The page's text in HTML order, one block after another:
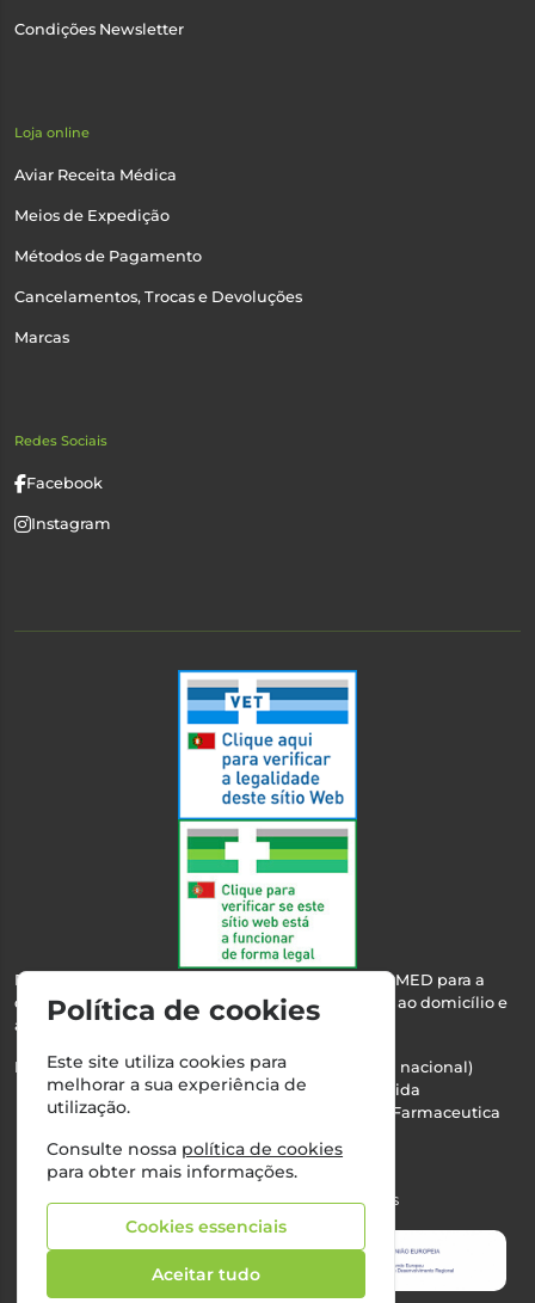
Condições Newsletter
Loja online
Aviar Receita Médica
Meios de Expedição
Métodos de Pagamento
Cancelamentos, Trocas e Devoluções
Marcas
Redes Sociais
Facebook
Instagram
Esta farmácia encontra-se autorizada pelo INFARMED para a
dispensa de medicamentos e produtos de saúde ao domicílio e
através da internet.
Nº Infarmed: 21 798 7100 (chamada para rede fixa nacional)
Direção Técnica:Maria Teresa Almeida
NIPC:510103669 | Teresa Almeida - Sociedade Farmaceutica
Alvará nº:2994
©2026 Todos os direitos reservados
Política de cookies
Este site utiliza cookies para
melhorar a sua experiência de
utilização.
Consulte nossa política de cookies
para obter mais informações.
Cookies essenciais
Aceitar tudo